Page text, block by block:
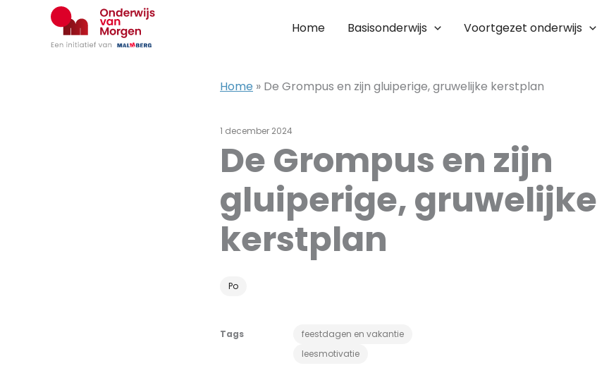
Home Basisonderwijs Voortgezet onderwijs
Home » De Grompus en zijn gluiperige, gruwelijke kerstplan
1 december 2024
Po
Tags
feestdagen en vakantie
leesmotivatie
De Grompus en zijn
gluiperige, gruwelijke
kerstplan